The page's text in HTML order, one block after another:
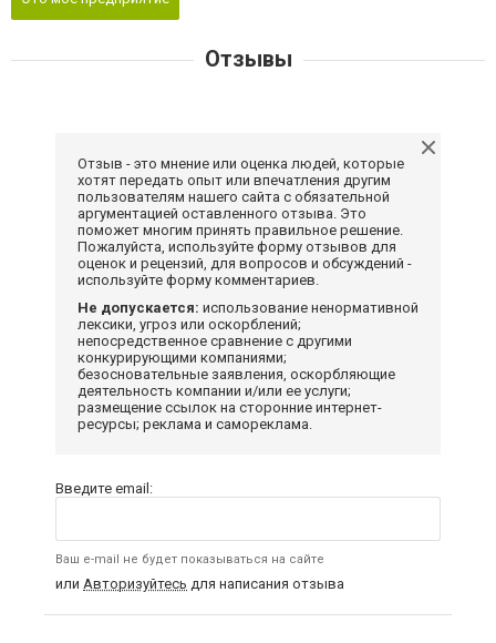
Отзывы
Отзыв - это мнение или оценка людей, которые
хотят передать опыт или впечатления другим
пользователям нашего сайта с обязательной
аргументацией оставленного отзыва. Это
поможет многим принять правильное решение.
Пожалуйста, используйте форму отзывов для
оценок и рецензий, для вопросов и обсуждений -
используйте форму комментариев.
Не допускается: использование ненормативной
лексики, угроз или оскорблений;
непосредственное сравнение с другими
конкурирующими компаниями;
безосновательные заявления, оскорбляющие
деятельность компании и/или ее услуги;
размещение ссылок на сторонние интернет-
ресурсы; реклама и самореклама.
Введите email:
Ваш e-mail не будет показываться на сайте
или Авторизуйтесь для написания отзыва